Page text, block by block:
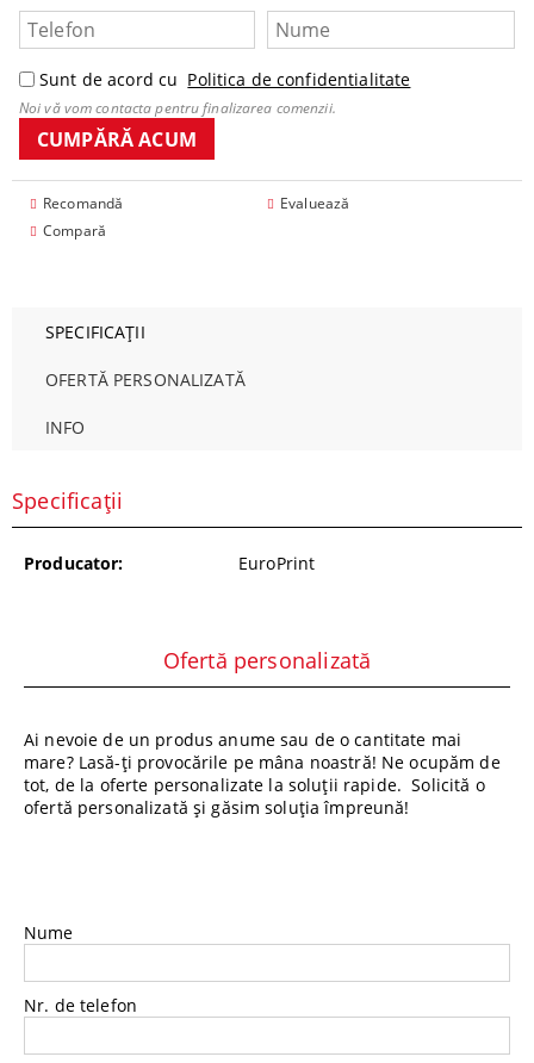
Sunt de acord cu Politica de confidentialitate
Noi vă vom contacta pentru finalizarea comenzii.
Recomandă
Evaluează
Compară
SPECIFICAȚII
OFERTĂ PERSONALIZATĂ
INFO
Specificații
Producator: EuroPrint
Ofertă personalizată
Ai nevoie de un produs anume sau de o cantitate mai
mare? Lasă-ți provocările pe mâna noastră! Ne ocupăm de
tot, de la oferte personalizate la soluții rapide. Solicită o
ofertă personalizată și găsim soluția împreună!
Nume
Nr. de telefon